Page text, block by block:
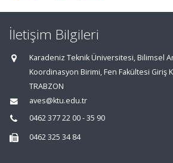
İletişim Bilgileri
Karadeniz Teknik Üniversitesi, Bilimsel
Koordinasyon Birimi, Fen Fakültesi Giriş
TRABZON
aves@ktu.edu.tr
0462 377 22 00 - 35 90
0462 325 34 84